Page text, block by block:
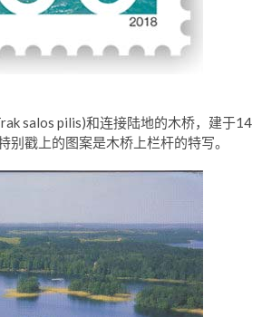
salos pilis)和连接陆地的木桥，建于14
戳上的图案是木桥上栏杆的特写。